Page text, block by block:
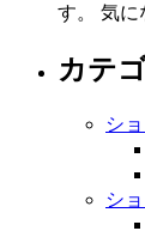
す。 気に
カテ
シ
シ